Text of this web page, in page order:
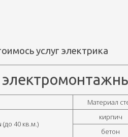
услуг электрика
Материал
40 кв.м.)
кирпич
бетон